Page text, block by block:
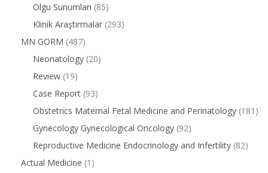
Olgu Sunumları (85)
Klinik Araştırmalar (293)
MN GORM (487)
Neonatology (20)
Review (19)
Case Report (93)
Obstetrics Maternal Fetal Medicine and Perinatology (181)
Gynecology Gynecological Oncology (92)
Reproductive Medicine Endocrinology and Infertility (82)
Actual Medicine (1)